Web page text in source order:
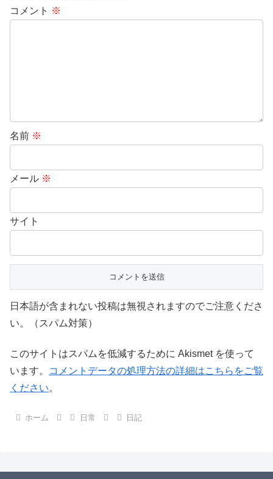
コメント ※
名前 ※
メール ※
サイト
日本語が含まれない投稿は無視されますのでご注意くださ
い。（スパム対策）
このサイトはスパムを低減するために Akismet を使って
います。
コメントデータの処理方法の詳細はこちらをご覧
ください。
ホーム 日常 日記